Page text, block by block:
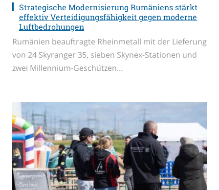
Strategische Modernisierung Rumäniens stärkt
effektiv Verteidigungsfähigkeit gegen moderne
Luftbedrohungen
Rumänien beauftragte Rheinmetall mit der Lieferung
von 24 Skyranger 35, sieben Skynex-Stationen und
zwei Millennium-Geschützen…